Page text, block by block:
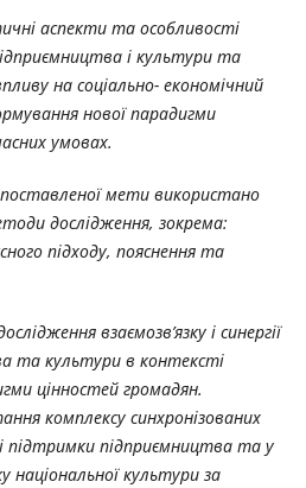
аспекти та особливості
і культури та
на соціально- економічний
нової парадигми
умовах.
поставленої мети використано
дослідження, зокрема:
підходу, пояснення та
взаємозв’язку і синергії
та культури в контексті
цінностей громадян.
комплексу синхронізованих
підтримки підприємництва та у
національної культури за